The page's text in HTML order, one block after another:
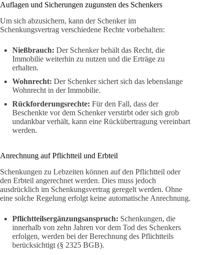
Auflagen und Sicherungen zugunsten des Schenkers
Um sich abzusichern, kann der Schenker im
Schenkungsvertrag verschiedene Rechte vorbehalten:
Nießbrauch: Der Schenker behält das Recht, die
Immobilie weiterhin zu nutzen und die Erträge zu
erhalten.
Wohnrecht: Der Schenker sichert sich das lebenslange
Wohnrecht in der Immobilie.
Rückforderungsrechte: Für den Fall, dass der
Beschenkte vor dem Schenker verstirbt oder sich grob
undankbar verhält, kann eine Rückübertragung vereinbart
werden.
Anrechnung auf Pflichtteil und Erbteil
Schenkungen zu Lebzeiten können auf den Pflichtteil oder
den Erbteil angerechnet werden. Dies muss jedoch
ausdrücklich im Schenkungsvertrag geregelt werden. Ohne
eine solche Regelung erfolgt keine automatische Anrechnung.
Pflichtteilsergänzungsanspruch: Schenkungen, die
innerhalb von zehn Jahren vor dem Tod des Schenkers
erfolgen, werden bei der Berechnung des Pflichtteils
berücksichtigt (§ 2325 BGB).